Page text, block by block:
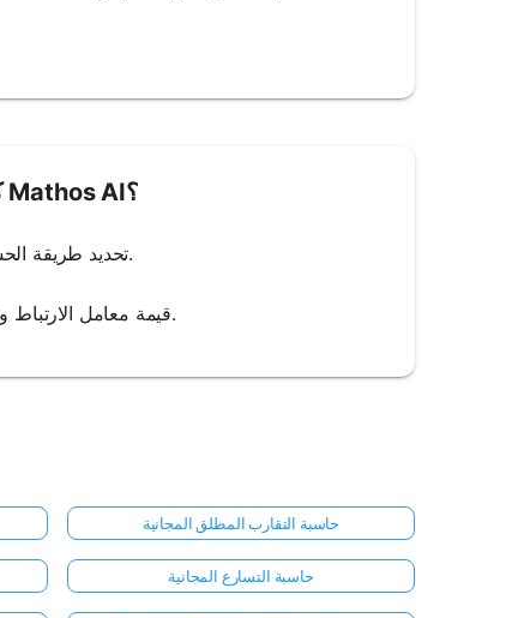
كيفية استخدام حاسبة معامل الارتباط من Mathos AI؟
2. تحديد طريقة الحساب: اختر الطريقة المناسبة (مثل بيرسون، سبيرمان) لحساب معامل الارتباط.
4. مراجعة النتائج: سيعرض Mathos AI قيمة معامل الارتباط وتفسيره، مما يشير إلى قوة واتجاه العلاقة.
حاسبة التقارب المطلق المجانية
حاسبة التسارع المجانية